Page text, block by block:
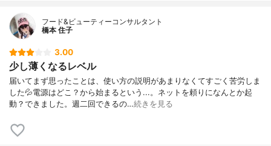
フード&ビューティーコンサルタント
橋本 住子
3.00
少し薄くなるレベル
届いてまず思ったことは、使い方の説明があまりなくてすごく苦労しま
した💦電源はどこ？から始まるという...。ネットを頼りになんとか起
動？できました。週二回できるの…続きを見る